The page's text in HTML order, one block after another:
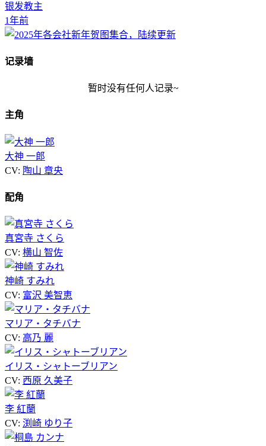
银发教主
1年前
记录墙
暂时没有任何人记录~
主角
大神 一郎
CV: 陶山 章央
配角
真宮寺 さくら
CV: 横山 智佐
神崎 すみれ
CV: 富沢 美智恵
マリア・タチバナ
CV: 高乃 麗
イリス・シャトーブリアン
CV: 西原 久美子
李 紅蘭
CV: 渕崎 ゆり子